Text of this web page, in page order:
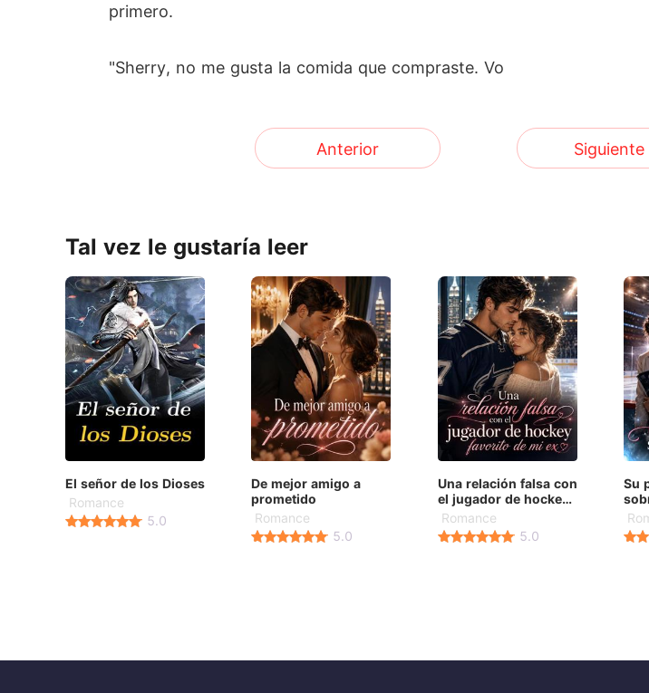
primero.
"Sherry, no me gusta la comida que compraste. Vo
Anterior Siguiente
Tal vez le gustaría leer
El señor de los Dioses
Romance
5.0
De mejor amigo a
prometido
Romance
5.0
Una relación falsa con
el jugador de hockey
favorito de mi ex
Romance
5.0
Su